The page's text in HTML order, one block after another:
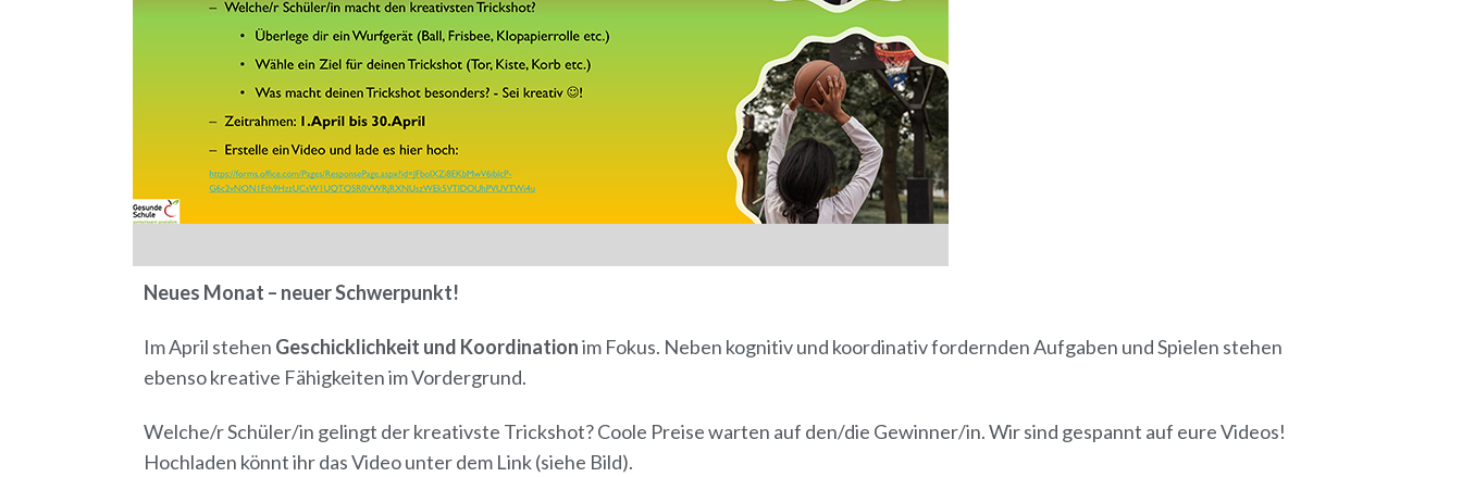
Neues Monat – neuer Schwerpunkt!
Im April stehen Geschicklichkeit und Koordinationim Fokus. Neben kognitiv und koordinativ fordernden Aufgaben und Spielen stehen
ebenso kreative Fähigkeiten im Vordergrund.
Welche/r Schüler/in gelingt der kreativste Trickshot? Coole Preise warten auf den/die Gewinner/in. Wir sind gespannt auf eure Videos!
Hochladen könnt ihr das Video unter dem Link (siehe Bild).